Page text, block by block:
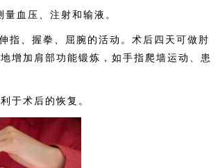
血压、注射和输液。
、握拳、屈腕的活动。术后四天可做肘
增加肩部功能锻炼，如手指爬墙运动、患
术后的恢复。